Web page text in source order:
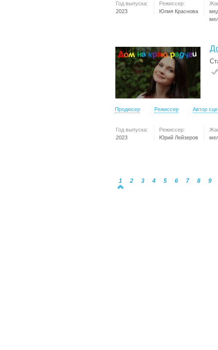
Год выпуска:
2023
Режиссер:
Юлия Краснова
Продюсер Режиссер Автор
Год выпуска:
2023
Режиссер:
Юрий Лейзеров
1 2 3 4 5 6 7 8 9